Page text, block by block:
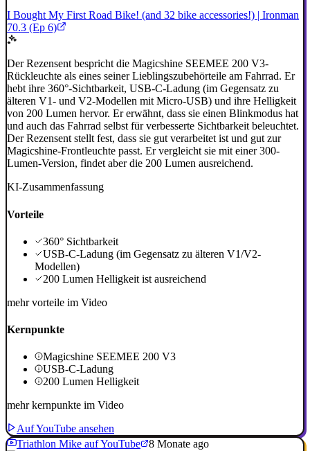
I Bought My First Road Bike! (and 32 bike accessories!) | Ironman
70.3 (Ep 6)
Der Rezensent bespricht die Magicshine SEEMEE 200 V3-
Rückleuchte als eines seiner Lieblingszubehörteile am Fahrrad. Er
hebt ihre 360°-Sichtbarkeit, USB-C-Ladung (im Gegensatz zu
älteren V1- und V2-Modellen mit Micro-USB) und ihre Helligkeit
von 200 Lumen hervor. Er erwähnt, dass sie einen Blinkmodus hat
und auch das Fahrrad selbst für verbesserte Sichtbarkeit beleuchtet.
Der Rezensent stellt fest, dass sie gut verarbeitet ist und gut zur
Magicshine-Frontleuchte passt. Er vergleicht sie mit einer 300-
Lumen-Version, findet aber die 200 Lumen ausreichend.
KI-Zusammenfassung
Vorteile
360° Sichtbarkeit
USB-C-Ladung (im Gegensatz zu älteren V1/V2-
Modellen)
200 Lumen Helligkeit ist ausreichend
mehr vorteile im Video
Kernpunkte
Magicshine SEEMEE 200 V3
USB-C-Ladung
200 Lumen Helligkeit
mehr kernpunkte im Video
Auf YouTube ansehen
Triathlon Mike auf YouTube
8 Monate ago